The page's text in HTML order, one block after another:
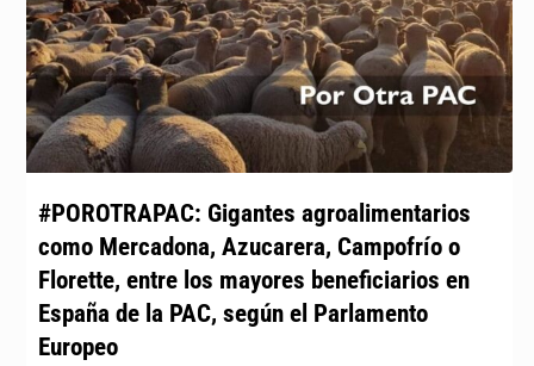
#POROTRAPAC: Gigantes agroalimentarios
como Mercadona, Azucarera, Campofrío o
Florette, entre los mayores beneficiarios en
España de la PAC, según el Parlamento
Europeo